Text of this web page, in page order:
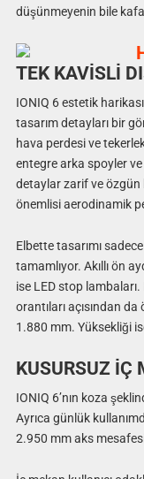
düşünmeyenin bile
TEK KAVİSLİ
IONIQ 6 estetik
tasarım detayları bir
hava perdesi ve
entegre arka spoyler ve
detaylar zarif ve özgün
önemlisi aerodinamik
Elbette tasarımı
tamamlıyor. Akıllı ön
ise LED stop
orantıları açısından
1.880 mm. Yüksekliği
KUSURSUZ İÇ
IONIQ 6’nın koza
Ayrıca günlük
2.950 mm aks